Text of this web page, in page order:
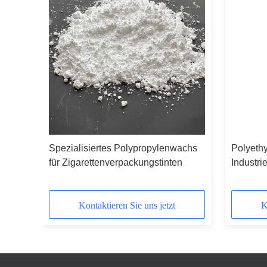
Spezialisiertes Polypropylenwachs
für Zigarettenverpackungstinten
Kontaktieren Sie uns jetzt